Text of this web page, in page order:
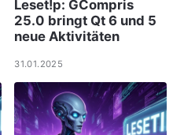
Leset!p: GCompris
25.0 bringt Qt 6 und 5
neue Aktivitäten
31.01.2025